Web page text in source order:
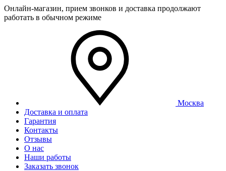
Онлайн-магазин, прием звонков и доставка продолжают
работать в обычном режиме
Москва
Доставка и оплата
Гарантия
Контакты
Отзывы
О нас
Наши работы
Заказать звонок